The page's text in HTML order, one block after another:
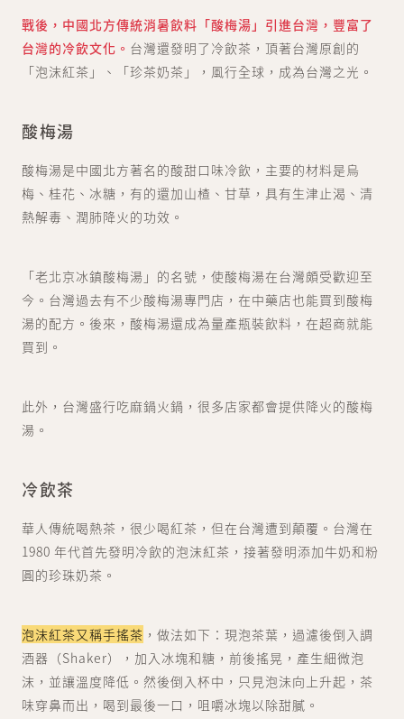
戰後，中國北方傳統消暑飲料「酸梅湯」引進台灣，豐富了
台灣的冷飲文化。 台灣還發明了冷飲茶，頂著台灣原創的
「泡沫紅茶」、「珍茶奶茶」，風行全球，成為台灣之光。
酸梅湯
酸梅湯是中國北方著名的酸甜口味冷飲，主要的材料是烏
梅、桂花、冰糖，有的還加山楂、甘草，具有生津止渴、清
熱解毒、潤肺降火的功效。
「老北京冰鎮酸梅湯」的名號，使酸梅湯在台灣頗受歡迎至
今。台灣過去有不少酸梅湯專門店，在中藥店也能買到酸梅
湯的配方。後來，酸梅湯還成為量產瓶裝飲料，在超商就能
買到。
此外，台灣盛行吃麻鍋火鍋，很多店家都會提供降火的酸梅
湯。
冷飲茶
華人傳統喝熱茶，很少喝紅茶，但在台灣遭到顛覆。台灣在
1980 年代首先發明冷飲的泡沫紅茶，接著發明添加牛奶和粉
圓的珍珠奶茶。
泡沫紅茶又稱手搖茶 ，做法如下：現泡茶葉，過濾後倒入調
酒器（Shaker），加入冰塊和糖，前後搖晃，產生細微泡
沫，並讓溫度降低。然後倒入杯中，只見泡沬向上升起，茶
味穿鼻而出，喝到最後一口，咀嚼冰塊以除甜膩。